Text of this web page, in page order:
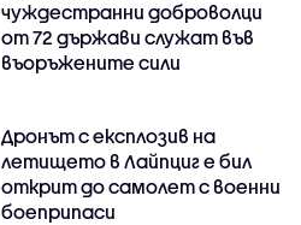
чуждестранни доброволци
от 72 държави служат във
въоръжените сили
Дронът с експлозив на
летището в Лайпциг е бил
открит до самолет с военни
боеприпаси